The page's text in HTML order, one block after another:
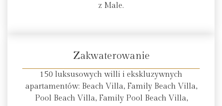
z Male.
Zakwaterowanie
150 luksusowych willi i ekskluzywnych
apartamentów: Beach Villa, Family Beach Villa,
Pool Beach Villa, Family Pool Beach Villa,